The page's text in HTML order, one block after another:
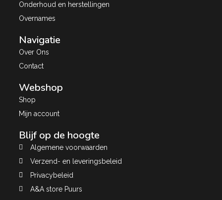
Onderhoud en herstellingen
Overnames
Navigatie
Over Ons
Contact
Webshop
Shop
Mijn account
Blijf op de hoogte
Algemene voorwaarden
Verzend- en leveringsbeleid
Privacybeleid
A&A store Puurs